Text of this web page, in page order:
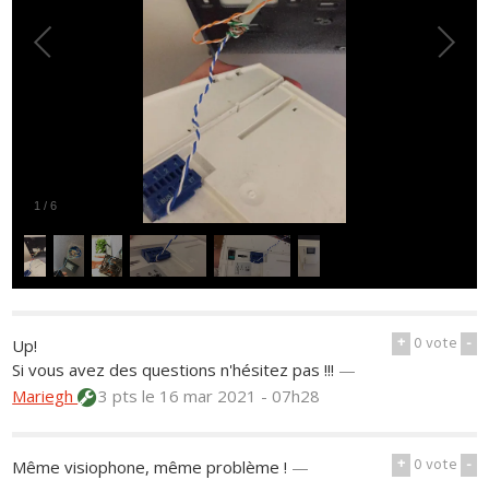
1 /6
+ 0vote -
Up!
Si vous avez des questions n'hésitez pas !!! —
Mariegh
3 ptsle 16 mar 2021 - 07h28
+ 0vote -
Même visiophone, même problème ! —